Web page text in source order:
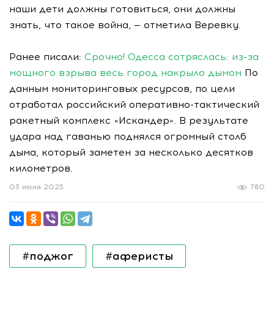
наши дети должны готовиться, они должны
знать, что такое война, — отметила Веревку.
Ранее писали: Срочно! Одесса сотряслась: из-за
мощного взрыва весь город накрыло дымом По
данным мониторинговых ресурсов, по цели
отработал российский оперативно-тактический
ракетный комплекс «Искандер». В результате
удара над гаванью поднялся огромный столб
дыма, который заметен за несколько десятков
километров.
780
03 июня 2025
#поджог #аферисты